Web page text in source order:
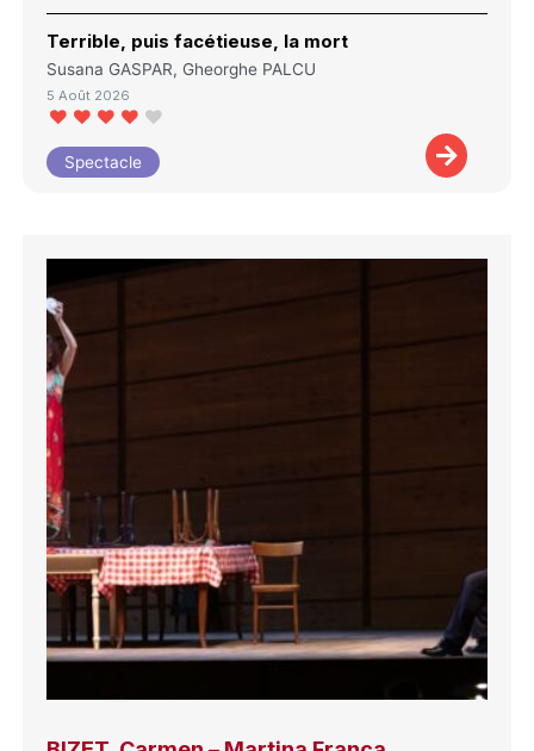
Terrible, puis facétieuse, la mort
Susana GASPAR, Gheorghe PALCU
5 Août 2026
Spectacle